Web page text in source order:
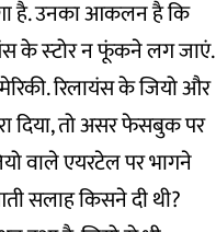
है. उनका आकलन है कि
के स्‍टोर न फूंकने लग जाएं.
रिलायंस के जियो और
दिया, तो असर फेसबुक पर
वाले एयरटेल पर भागने
सलाह किसने दी थी?